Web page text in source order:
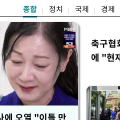
러
종합 정치 국제 경제
에 오열 "이틀 만
축구협
에 "현